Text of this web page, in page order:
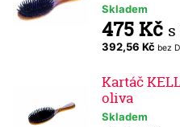
Skladem
475 Kč s
392,56 Kč bez
Kartáč
oliva
Skladem